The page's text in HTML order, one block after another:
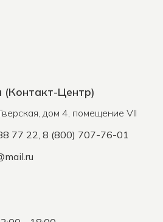
(Контакт-Центр)
дом 4, помещение VII
77 22, 8 (800) 707-76-01